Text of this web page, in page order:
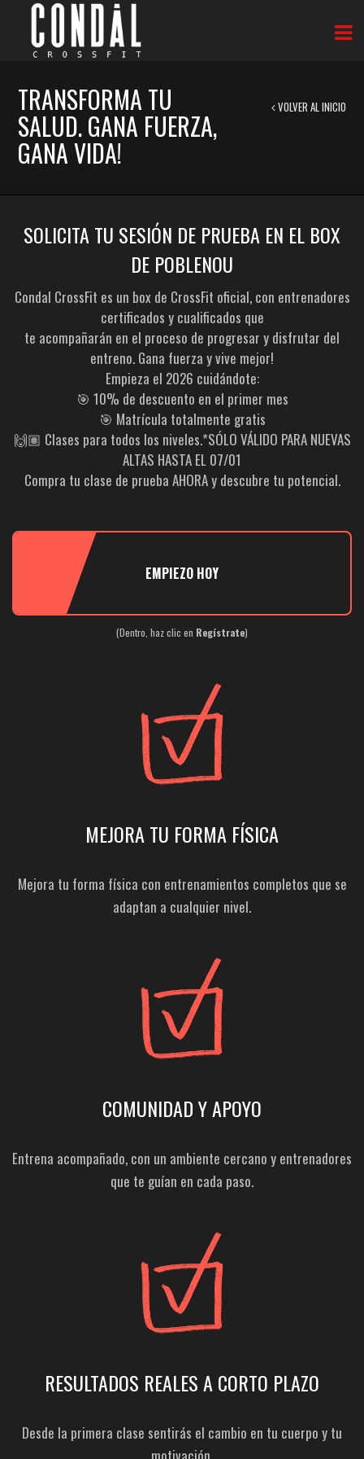
TRANSFORMA TU
SALUD. GANA FUERZA,
GANA VIDA!
VOLVER AL INICIO
SOLICITA TU SESIÓN DE PRUEBA EN EL BOX
DE POBLENOU
Condal CrossFit es un box de CrossFit oficial, con entrenadores
certificados y cualificados que
te acompañarán en el proceso de progresar y disfrutar del
entreno. Gana fuerza y vive mejor!
Empieza el 2026 cuidándote:
🎯 10% de descuento en el primer mes
🎯 Matrícula totalmente gratis
🙌🏽 Clases para todos los niveles.*SÓLO VÁLIDO PARA NUEVAS
ALTAS HASTA EL 07/01
Compra tu clase de prueba AHORAy descubre tu potencial.
EMPIEZO HOY
(Dentro, haz clic en Regístrate)
MEJORA TU FORMA FÍSICA
Mejora tu forma física con entrenamientos completos que se
adaptan a cualquier nivel.
COMUNIDAD Y APOYO
Entrena acompañado, con un ambiente cercano y entrenadores
que te guían en cada paso.
RESULTADOS REALES A CORTO PLAZO
Desde la primera clase sentirás el cambio en tu cuerpo y tu